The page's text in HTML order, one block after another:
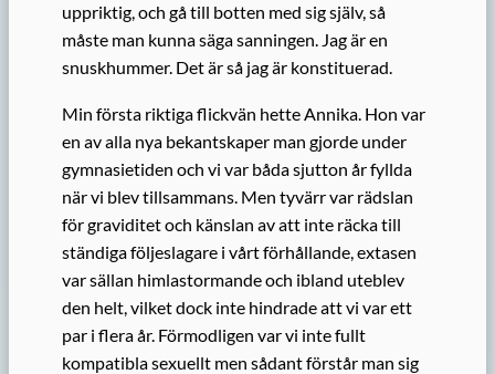
uppriktig, och gå till botten med sig själv, så
måste man kunna säga sanningen. Jag är en
snuskhummer. Det är så jag är konstituerad.
Min första riktiga flickvän hette Annika. Hon var
en av alla nya bekantskaper man gjorde under
gymnasietiden och vi var båda sjutton år fyllda
när vi blev tillsammans. Men tyvärr var rädslan
för graviditet och känslan av att inte räcka till
ständiga följeslagare i vårt förhållande, extasen
var sällan himlastormande och ibland uteblev
den helt, vilket dock inte hindrade att vi var ett
par i flera år. Förmodligen var vi inte fullt
kompatibla sexuellt men sådant förstår man sig